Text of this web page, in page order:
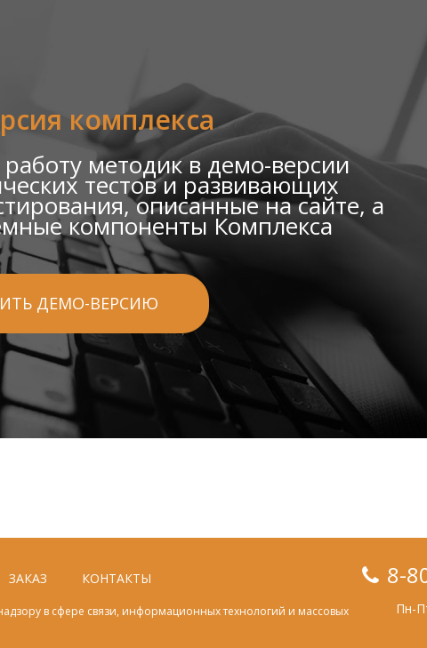
комплекса
методик в демо-версии
тестов и развивающих
описанные на сайте, а
компоненты Комплекса
ДЕМО-ВЕРСИЮ
8-
Пн-
ЗАКАЗ КОНТАКТЫ
в сфере связи, информационных технологий и массовых